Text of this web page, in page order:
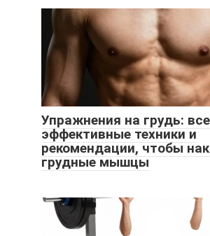
Упражнения на грудь:
эффективные техники и
рекомендации, чтобы
грудные мышцы